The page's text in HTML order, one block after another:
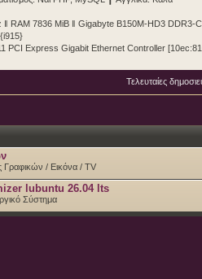
Intel PCH
irq 137
in the system
Intel Corporation 100 Series/
Co., Ltd 100 Series/C230
RAM 7836 MiB ‖ Gigabyte B150M-HD3 DDR3-
PCI Express Gigabit Ethernet Controller
Τελευταίες
Γραφικών / Εικόνα / TV
lubuntu 26.04 lts
Σύστημα